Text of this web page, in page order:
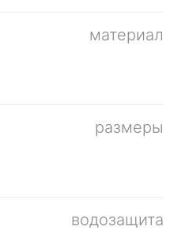
материал
размеры
водозащита